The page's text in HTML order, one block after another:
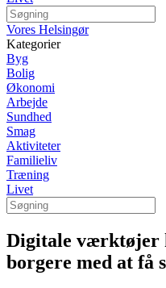
Vores Helsingør
Kategorier
Byg
Bolig
Økonomi
Arbejde
Sundhed
Smag
Aktiviteter
Familieliv
Træning
Livet
Digitale værktøjer
borgere med at få